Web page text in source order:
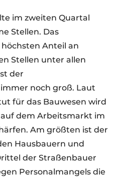
Erklärung
registrieren
im zweiten Quartal
Stellen. Das
Anteil an
Stellen unter allen
der
noch groß. Laut
für das Bauwesen wird
dem Arbeitsmarkt im
Am größten ist der
Hausbauern und
der Straßenbauer
Personalmangels die